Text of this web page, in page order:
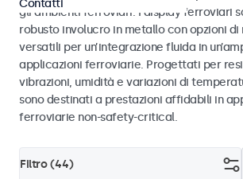
gli ambienti ferroviari. I display ferroviari
robusto involucro in metallo con opzioni di
versatili per un’integrazione fluida in
applicazioni ferroviarie. Progettati per
vibrazioni, umidità e variazioni di
sono destinati a prestazioni affidabili in
ferroviarie non-safety-critical.
Filtro (44)
Contatti